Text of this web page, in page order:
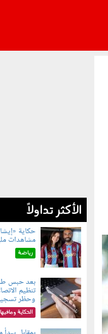
الأكثر تداولاً
080802.jpg
حكاية
مشاهدات
رياضة
080803.jpg تنظيم
وحظر
الحكاية ومافيها